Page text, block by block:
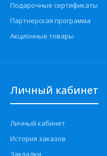
Подарочные сертификаты
Партнерская программа
Акционные товары
Личный кабинет
Личный кабинет
История заказов
Закладки